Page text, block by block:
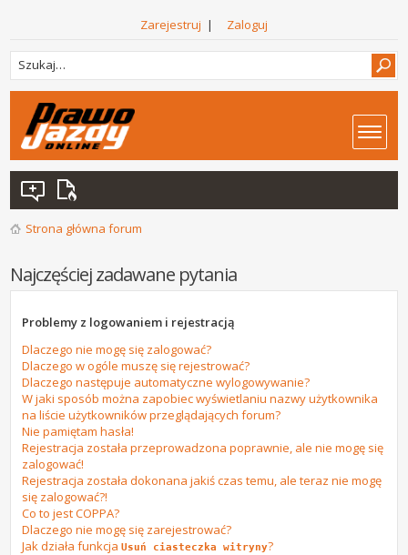
Zarejestruj | Zaloguj
Strona główna forum
Najczęściej zadawane pytania
Problemy z logowaniem i rejestracją
Dlaczego nie mogę się zalogować?
Dlaczego w ogóle muszę się rejestrować?
Dlaczego następuje automatyczne wylogowywanie?
W jaki sposób można zapobiec wyświetlaniu nazwy użytkownika
na liście użytkowników przeglądających forum?
Nie pamiętam hasła!
Rejestracja została przeprowadzona poprawnie, ale nie mogę się
zalogować!
Rejestracja została dokonana jakiś czas temu, ale teraz nie mogę
się zalogować?!
Co to jest COPPA?
Dlaczego nie mogę się zarejestrować?
Jak działa funkcjaUsuń ciasteczka witryny?